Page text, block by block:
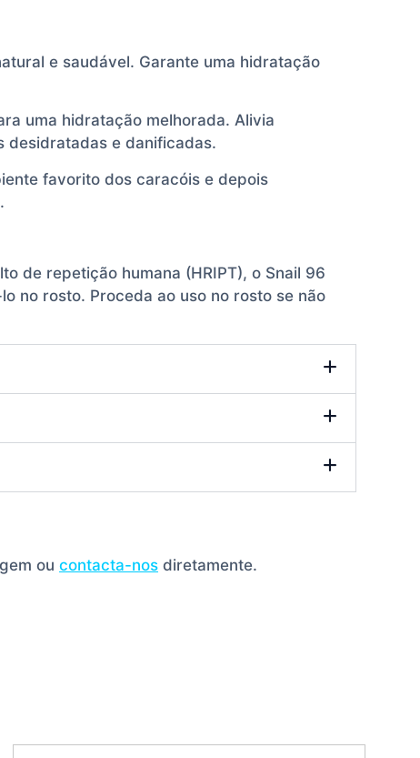
e saudável. Garante uma hidratação
uma hidratação melhorada. Alivia
desidratadas e danificadas.
favorito dos caracóis e depois
de repetição humana (HRIPT), o Snail 96
no rosto. Proceda ao uso no rosto se não
ou contacta-nos diretamente.